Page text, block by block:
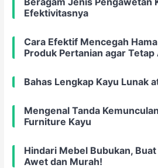
Efektivitasnya
Cara Efektif Mencegah
Produk Pertanian agar Tetap
Bahas Lengkap Kayu Lunak
Mengenal Tanda
Furniture Kayu
Hindari Mebel Bubukan,
Awet dan Murah!